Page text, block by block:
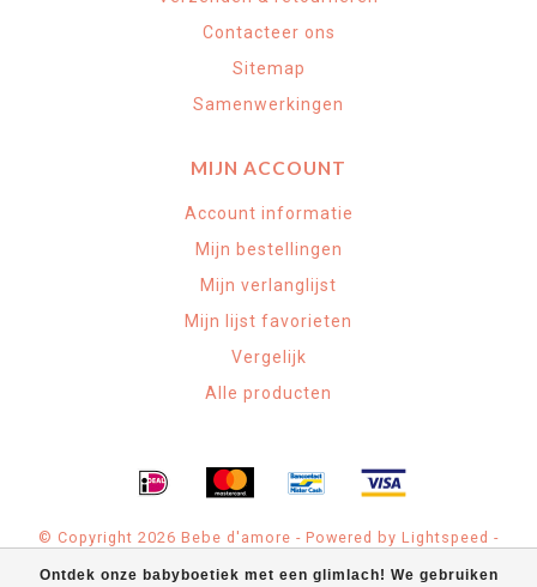
Ontdek onze babyboetiek met een glimlach! We gebruiken
Contacteer ons
Sitemap
Samenwerkingen
MIJN ACCOUNT
Account informatie
Mijn bestellingen
Mijn verlanglijst
Mijn lijst favorieten
Vergelijk
Alle producten
© Copyright 2026 Bebe d'amore - Powered by Lightspeed -